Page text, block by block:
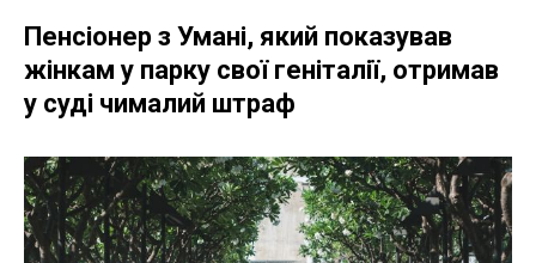
Пенсіонер з Умані, який показував
жінкам у парку свої геніталії, отримав
у суді чималий штраф